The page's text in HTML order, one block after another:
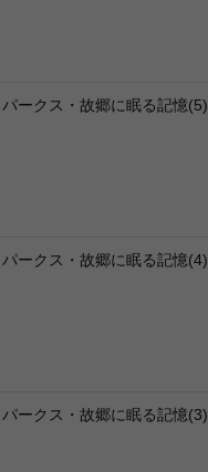
ークス・故郷に眠る記憶(5)
ークス・故郷に眠る記憶(4)
ークス・故郷に眠る記憶(3)